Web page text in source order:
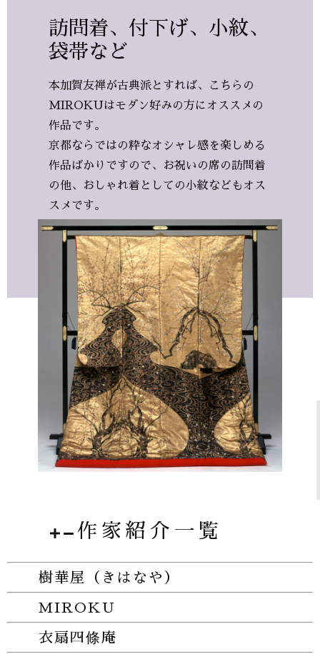
訪問着、付下げ、小紋、
袋帯など
本加賀友禅が古典派とすれば、こちらの
MIROKUはモダン好みの方にオススメの
作品です。
京都ならではの粋なオシャレ感を楽しめる
作品ばかりですので、お祝いの席の訪問着
の他、おしゃれ着としての小紋などもオス
スメです。
作家紹介一覧
樹華屋（きはなや）
MIROKU
衣扇四條庵